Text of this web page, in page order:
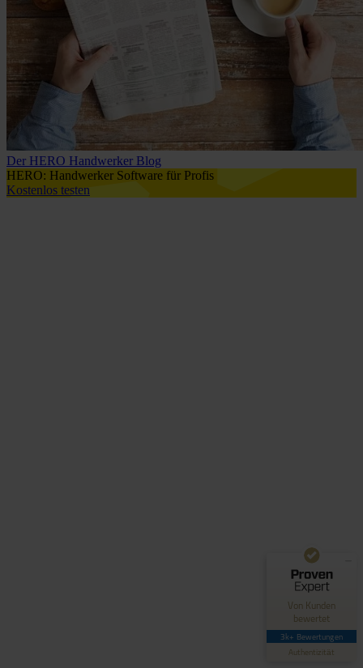
Der HERO Handwerker Blog
HERO: Handwerker Software für Profis
Kostenlos testen
Von Kunden
bewertet
3k+ Bewertungen
Authentizität
62
Bewertungen auf
ProvenExpert.com
Blick aufs ProvenExpert-Profil werfen